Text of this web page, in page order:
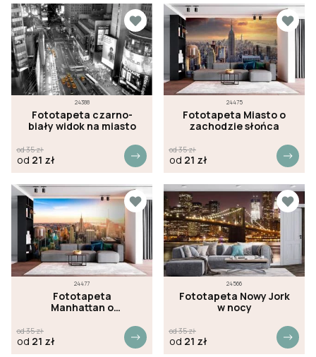
24388
Fototapeta czarno-
biały widok na miasto
od35zł
od 21 zł
24475
Fototapeta Miasto o
zachodzie słońca
od35zł
od 21 zł
24477
Fototapeta
Manhattan o
od35zł
od 21 zł
24566
Fototapeta Nowy Jork
w nocy
od35zł
od 21 zł